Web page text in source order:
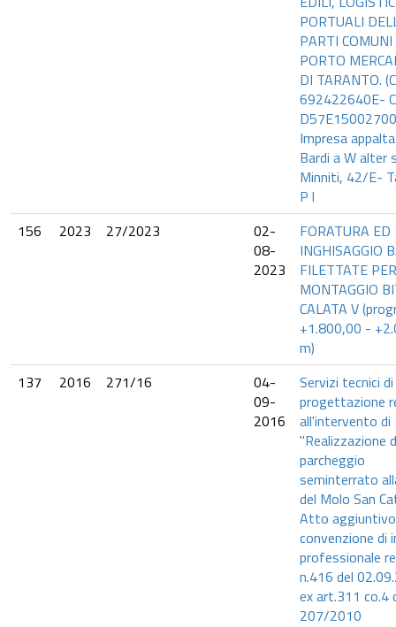
PORTUALI
PARTI COMUNI
PORTO
DI TARANTO.
692422640E-
Impresa
Bardi a W alter
Minniti, 42/E-
P l
156
2023 27/2023
02-
08-
2023
FORATURA ED
INGHISAGGIO
FILETTATE PER
MONTAGGIO
CALATA V
+1.800,00 -
m)
137
2016 271/16
04-
09-
2016
Servizi tecnici di
progettazione
all'intervento di
"Realizzazione
parcheggio
seminterrato
del Molo San
Atto
convenzione di
professionale
n.416 del
ex art.311 co.4
207/2010